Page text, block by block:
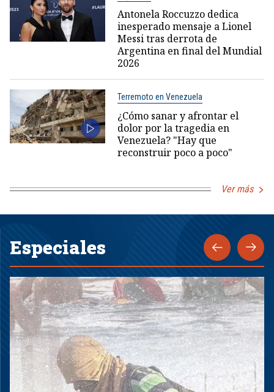
Antonela Roccuzzo dedica
inesperado mensaje a Lionel
Messi tras derrota de
Argentina en final del Mundial
2026
Terremoto en Venezuela
¿Cómo sanar y afrontar el
dolor por la tragedia en
Venezuela? "Hay que
reconstruir poco a poco"
Ver más
Especiales